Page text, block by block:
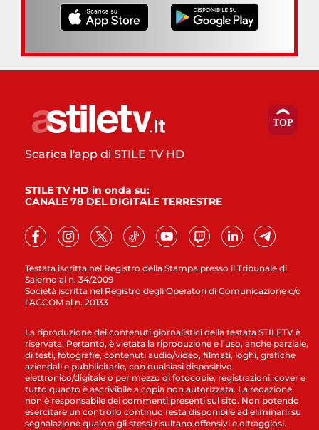
Testata iscritta nel Registro della Stampa presso il Tribunale di
Salerno al n. 34/2009
Società iscritta nel Registro degli Operatori di Comunicazione c/o
l’AGCOM al n. 20133
Scarica l'app di STILE TV HD
STILE TV HD in onda su:
CANALE 78 DEL DIGITALE TERRESTRE
La riproduzione dei contenuti giornalistici della testata STILETV è
riservata. Pertanto, è vietata la riproduzione e l’uso, anche parziale,
di testi, fotografie, contenuti audio/video, filmati, loghi, grafiche
aziendali e pubblicitarie, con qualsiasi dispositivo
elettronico/digitale o per mezzo di fotocopie, registrazioni, cover e
tutto quanto è ascrivibile a copia non autorizzata. La redazione
non è responsabile dei commenti presenti sul sito. Non potendo
esercitare un controllo continuo resta disponibile ad eliminarli su
segnalazione qualora gli stessi risultano offensivi e oltraggiosi.